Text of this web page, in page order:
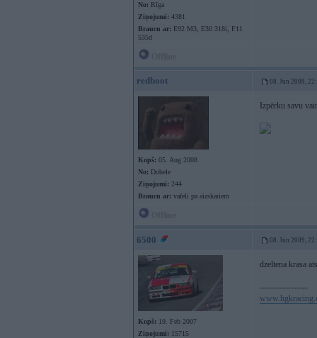
No: Rīga
Ziņojumi: 4381
Braucu ar: E92 M3, E30 318i, F11
535d
redboot 08. Jun 2009,
Kopš: 05. Aug 2008
No: Dobele
Ziņojumi: 244
Braucu ar: vafeli pa aizskariem
Izpērku savu
6500 08. Jun 2009,
Kopš: 19. Feb 2007
Ziņojumi: 15715
dzeltena krasa
-----------------